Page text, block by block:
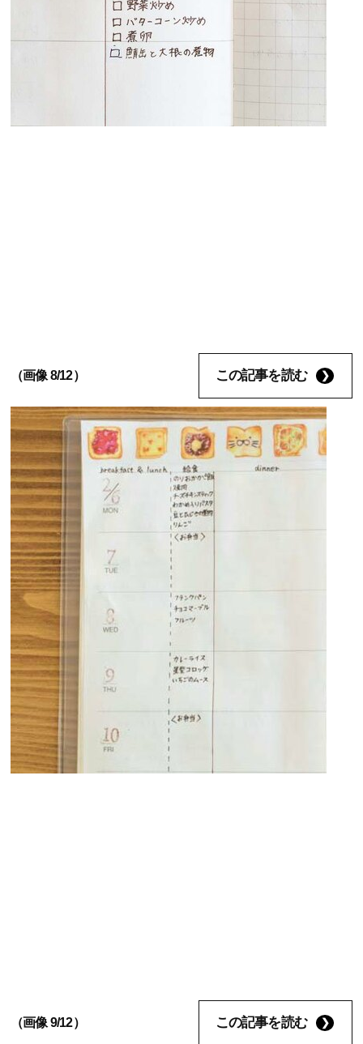
（画像 8/12） この記事を読む
（画像 9/12） この記事を読む